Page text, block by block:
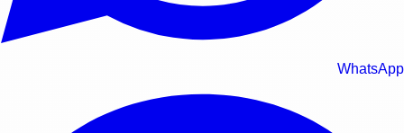
WhatsApp